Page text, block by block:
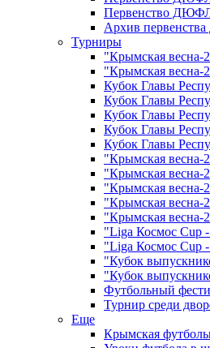
Первенство
Архив
Турниры
"Крымская весна-
"Крымская весна-
Кубок Главы
Кубок Главы
Кубок Главы
Кубок Главы
Кубок Главы
"Крымская весна-
"Крымская весна-
"Крымская весна-
"Крымская весна-
"Крымская весна-
"Liga Космос Cup
"Liga Космос Cup
"Кубок
"Кубок
Футбольный
Турнир среди
Еще
Крымская